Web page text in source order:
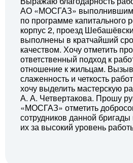
АО «МОСГАЗ» выполнившим
по программе капитального
корпус 2, проезд
выполнены в кратчайший
качеством. Хочу отметить
ответственный подход к
отношение к жильцам.
слаженность и четкость
хочу выделить мастерскую
А. А. Четвертакова. Прошу
«МОСГАЗ» отметить
сотрудников данной
их за высокий уровень